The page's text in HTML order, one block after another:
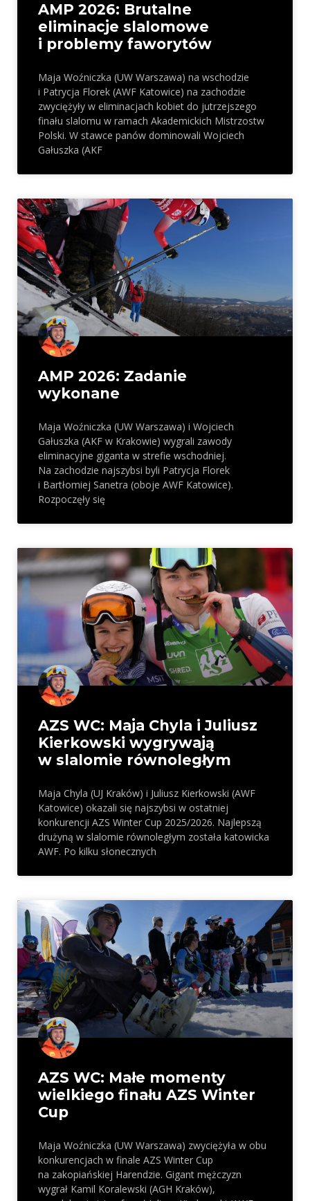
AMP 2026: Brutalne
eliminacje slalomowe
i problemy faworytów
Maja Woźniczka (UW Warszawa) na wschodzie
i Patrycja Florek (AWF Katowice) na zachodzie
zwyciężyły w eliminacjach kobiet do jutrzejszego
finału slalomu w ramach Akademickich Mistrzostw
Polski. W stawce panów dominowali Wojciech
Gałuszka (AKF
AMP 2026: Zadanie
wykonane
Maja Woźniczka (UW Warszawa) i Wojciech
Gałuszka (AKF w Krakowie) wygrali zawody
eliminacyjne giganta w strefie wschodniej.
Na zachodzie najszybsi byli Patrycja Florek
i Bartłomiej Sanetra (oboje AWF Katowice).
Rozpoczęły się
AZS WC: Maja Chyla i Juliusz
Kierkowski wygrywają
w slalomie równoległym
Maja Chyla (UJ Kraków) i Juliusz Kierkowski (AWF
Katowice) okazali się najszybsi w ostatniej
konkurencji AZS Winter Cup 2025/2026. Najlepszą
drużyną w slalomie równoległym została katowicka
AWF. Po kilku słonecznych
AZS WC: Małe momenty
wielkiego finału AZS Winter
Cup
Maja Woźniczka (UW Warszawa) zwyciężyła w obu
konkurencjach w finale AZS Winter Cup
na zakopiańskiej Harendzie. Gigant mężczyzn
wygrał Kamil Koralewski (AGH Kraków),